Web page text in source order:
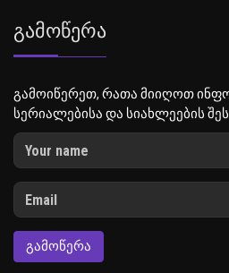
Გამოწერა
გამოიწერეთ, რათა მიიღოთ
სერიალებისა და სიახლეების
ᲒᲐᲛᲝᲬᲔᲠᲐ